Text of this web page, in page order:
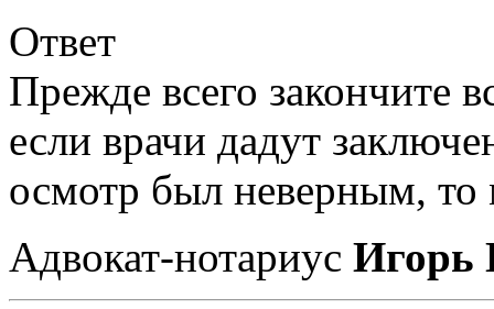
Ответ
Прежде всего закончите
если врачи дадут
осмотр был неверным, то
Адвокат-нотариус Игорь